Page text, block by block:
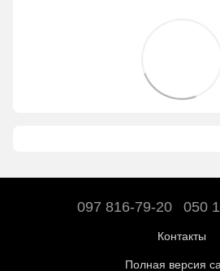
097 816-79-20 050
Контакты
Полная версия